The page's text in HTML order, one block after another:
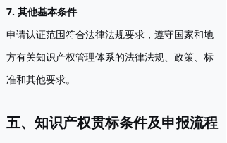
7. 其他基本条件
申请认证范围符合法律法规要求，遵守国家和地
方有关知识产权管理体系的法律法规、政策、标
准和其他要求。
五、知识产权贯标条件及申报流程